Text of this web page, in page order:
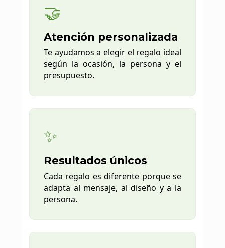
🤝
Atención personalizada
Te ayudamos a elegir el regalo ideal
según la ocasión, la persona y el
presupuesto.
✨
Resultados únicos
Cada regalo es diferente porque se
adapta al mensaje, al diseño y a la
persona.